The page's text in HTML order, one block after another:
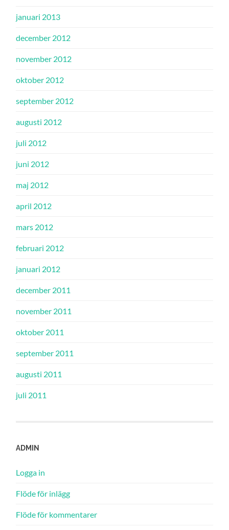
januari 2013
december 2012
november 2012
oktober 2012
september 2012
augusti 2012
juli 2012
juni 2012
maj 2012
april 2012
mars 2012
februari 2012
januari 2012
december 2011
november 2011
oktober 2011
september 2011
augusti 2011
juli 2011
ADMIN
Logga in
Flöde för inlägg
Flöde för kommentarer